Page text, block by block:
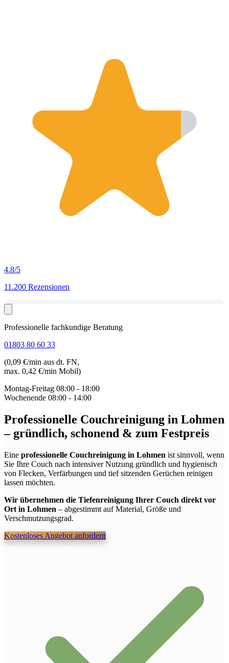
4.8/5
11.200 Rezensionen
Professionelle fachkundige Beratung
01803 80 60 33
(0,09 €/min aus dt. FN,
max. 0,42 €/min Mobil)
Montag-Freitag 08:00 - 18:00
Wochenende 08:00 - 14:00
Professionelle Couchreinigung in Lohmen
– gründlich, schonend & zum Festpreis
Eine professionelle Couchreinigung in Lohmen ist sinnvoll, wenn
Sie Ihre Couch nach intensiver Nutzung gründlich und hygienisch
von Flecken, Verfärbungen und tief sitzenden Gerüchen reinigen
lassen möchten.
Wir übernehmen die Tiefenreinigung Ihrer Couch direkt vor
Ort in Lohmen – abgestimmt auf Material, Größe und
Verschmutzungsgrad.
Kostenloses Angebot anfordern